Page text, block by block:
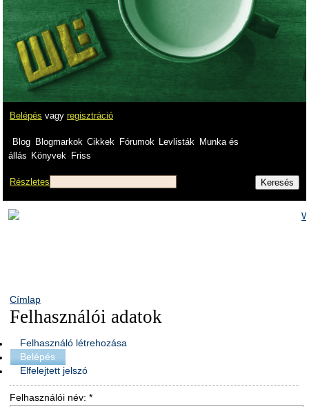
Belépés vagy regisztráció
Blog Blogmarkok Cikkek Fórumok Levlisták
Munka és
állás Könyvek Friss
Részletes
Címlap
Felhasználói adatok
Felhasználó létrehozása
Belépés
Elfelejtett jelszó
Felhasználói név: *